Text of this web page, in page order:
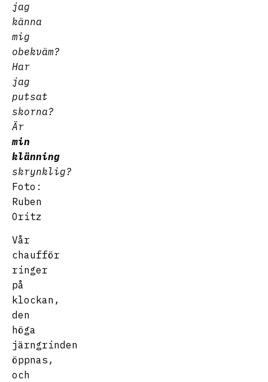
jag
känna
mig
obekväm?
Har
jag
putsat
skorna?
Är
min
klänning
skrynklig?
Foto:
Ruben
Oritz
Vår
chaufför
ringer
på
klockan,
den
höga
järngrinden
öppnas,
och